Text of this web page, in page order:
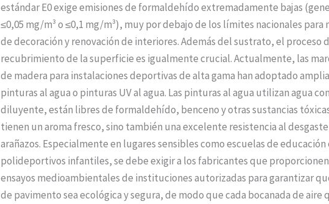
estándar E0 exige emisiones de formaldehído extremadamente bajas
≤0,05 mg/m³ o ≤0,1 mg/m³), muy por debajo de los límites nacionales para
de decoración y renovación de interiores. Además del sustrato, el proceso
recubrimiento de la superficie es igualmente crucial. Actualmente, las
de madera para instalaciones deportivas de alta gama han adoptado
pinturas al agua o pinturas UV al agua. Las pinturas al agua utilizan agua
diluyente, están libres de formaldehído, benceno y otras sustancias
tienen un aroma fresco, sino también una excelente resistencia al desgaste
arañazos. Especialmente en lugares sensibles como escuelas de educación
polideportivos infantiles, se debe exigir a los fabricantes que
ensayos medioambientales de instituciones autorizadas para garantizar
de pavimento sea ecológica y segura, de modo que cada bocanada de aire